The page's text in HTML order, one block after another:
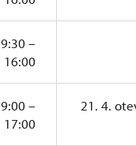
9:30 –
16:00
9:00 –
17:00
21. 4.